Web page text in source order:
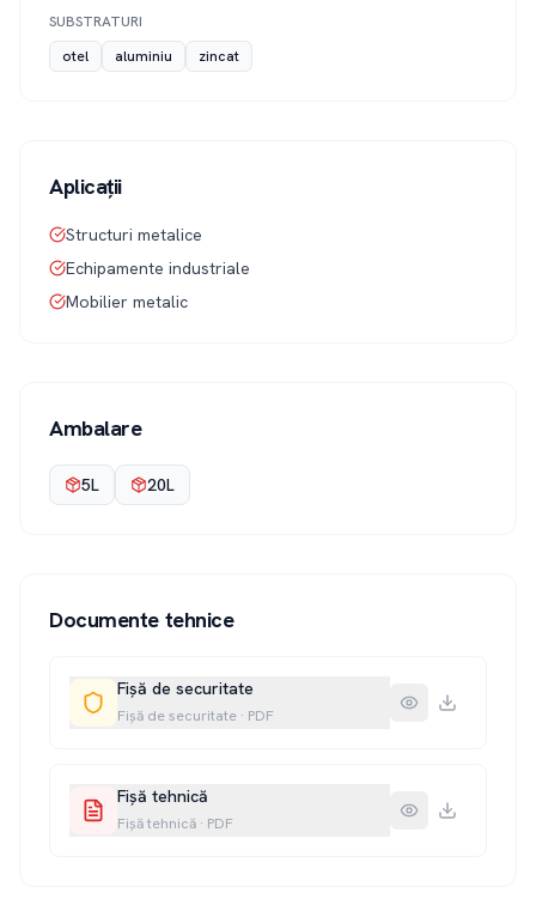
SUBSTRATURI
otel
aluminiu zincat
Aplicații
Structuri metalice
Echipamente industriale
Mobilier metalic
Ambalare
5L 20L
Documente tehnice
Fișă de securitate
Fișă de securitate · PDF
Fișă tehnică
Fișă tehnică · PDF